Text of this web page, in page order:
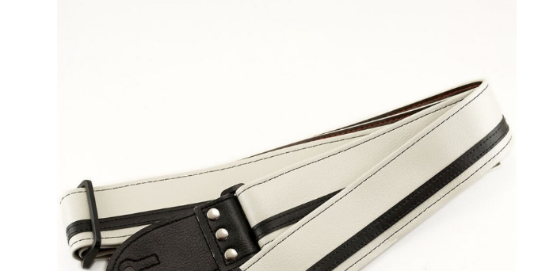
DTM オンラ
イン納品
ヴィンテージ